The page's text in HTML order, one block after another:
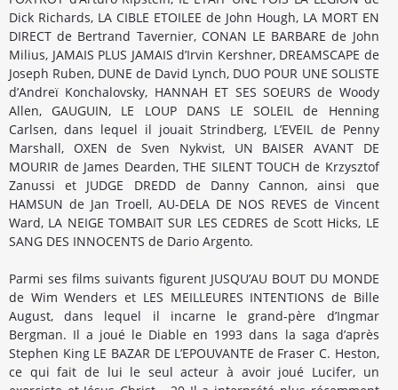
Dick Richards, LA CIBLE ETOILEE de John Hough, LA MORT EN
DIRECT de Bertrand Tavernier, CONAN LE BARBARE de John
Milius, JAMAIS PLUS JAMAIS d’Irvin Kershner, DREAMSCAPE de
Joseph Ruben, DUNE de David Lynch, DUO POUR UNE SOLISTE
d’Andreï Konchalovsky, HANNAH ET SES SOEURS de Woody
Allen, GAUGUIN, LE LOUP DANS LE SOLEIL de Henning
Carlsen, dans lequel il jouait Strindberg, L’EVEIL de Penny
Marshall, OXEN de Sven Nykvist, UN BAISER AVANT DE
MOURIR de James Dearden, THE SILENT TOUCH de Krzysztof
Zanussi et JUDGE DREDD de Danny Cannon, ainsi que
HAMSUN de Jan Troell, AU-DELA DE NOS REVES de Vincent
Ward, LA NEIGE TOMBAIT SUR LES CEDRES de Scott Hicks, LE
SANG DES INNOCENTS de Dario Argento.
Parmi ses films suivants figurent JUSQU’AU BOUT DU MONDE
de Wim Wenders et LES MEILLEURES INTENTIONS de Bille
August, dans lequel il incarne le grand-père d’Ingmar
Bergman. Il a joué le Diable en 1993 dans la saga d’après
Stephen King LE BAZAR DE L’EPOUVANTE de Fraser C. Heston,
ce qui fait de lui le seul acteur à avoir joué Lucifer, un